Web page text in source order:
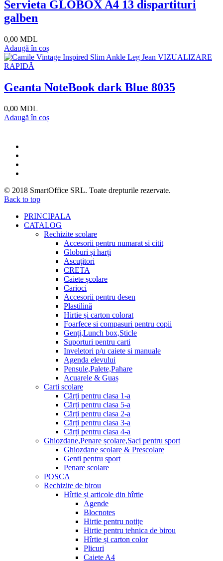
Servieta GLOBOX A4 13 dispartituri
galben
0,00 MDL
Adaugă în coș
VIZUALIZARE
RAPIDĂ
Geanta NoteBook dark Blue 8035
0,00 MDL
Adaugă în coș
© 2018 SmartOffice SRL. Toate drepturile rezervate.
Back to top
PRINCIPALA
CATALOG
Rechizite scolare
Accesorii pentru numarat si citit
Globuri și harți
Ascuțitori
CRETA
Caiete școlare
Carioci
Accesorii pentru desen
Plastilină
Hirtie și carton colorat
Foarfece si compasuri pentru copii
Genți,Lunch box,Sticle
Suporturi pentru carti
Inveletori p/u caiete si manuale
Agenda elevului
Pensule,Palete,Pahare
Acuarele & Guaș
Carti scolare
Cărți pentru clasa 1-a
Cărți pentru clasa 5-a
Cărți pentru clasa 2-a
Cărți pentru clasa 3-a
Cărți pentru clasa 4-a
Ghiozdane,Penare școlare,Saci pentru sport
Ghiozdane scolare & Prescolare
Genti pentru sport
Penare scolare
POSCA
Rechizite de birou
Hîrtie și articole din hîrtie
Agende
Blocnotes
Hirtie pentru notițe
Hirtie pentru tehnica de birou
Hîrtie și carton color
Plicuri
Caiete A4